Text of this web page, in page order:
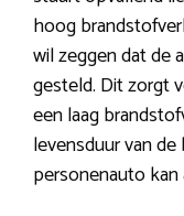
hoog
wil zeggen dat de
gesteld. Dit zorgt
een laag
levensduur van
personenauto